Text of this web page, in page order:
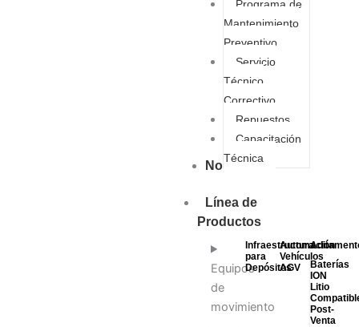
Programa de
Mantenimiento
Preventivo
Servicio
Técnico
Correctivo
Repuestos
Capacitación
Técnica
Nosotros
Línea de
Productos
Equipos
de
movimiento
Infraestructura
para
Depósitos
Automación
Vehículos
AGV
Baterías
ION
Litio
Post-
Venta